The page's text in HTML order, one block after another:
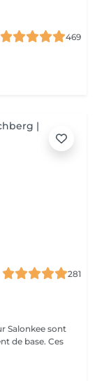
469
281
Salonkee sont
de base. Ces